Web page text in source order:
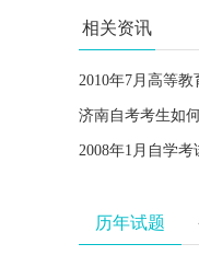
相关资讯
2010年7月高等
济南自考考生如
2008年1月自学考
历年试题